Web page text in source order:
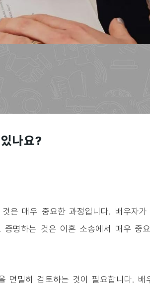
나요?
은 매우 중요한 과정입니다. 배우자가
명하는 것은 이혼 소송에서 매우 중
면밀히 검토하는 것이 필요합니다. 배